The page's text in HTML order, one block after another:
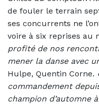
de fouler le terrain
ses concurrents ne
voire à six reprises au
profité de nos
mener la danse avec
Hulpe, Quentin Corne.
commandement
champion d’automne